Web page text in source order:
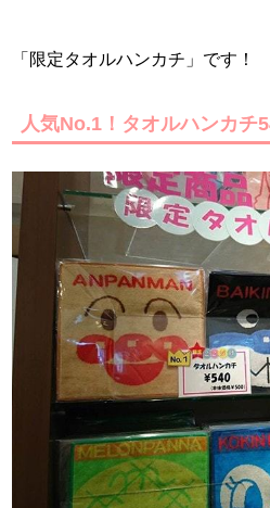
「限定タオルハンカチ」です！
人気No.1！タオルハンカチ